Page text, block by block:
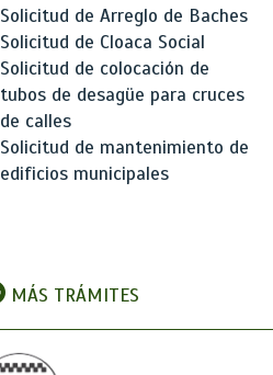
Solicitud de Arreglo de Baches
Solicitud de Cloaca Social
Solicitud de colocación de
tubos de desagüe para cruces
de calles
Solicitud de mantenimiento de
edificios municipales
MÁS TRÁMITES